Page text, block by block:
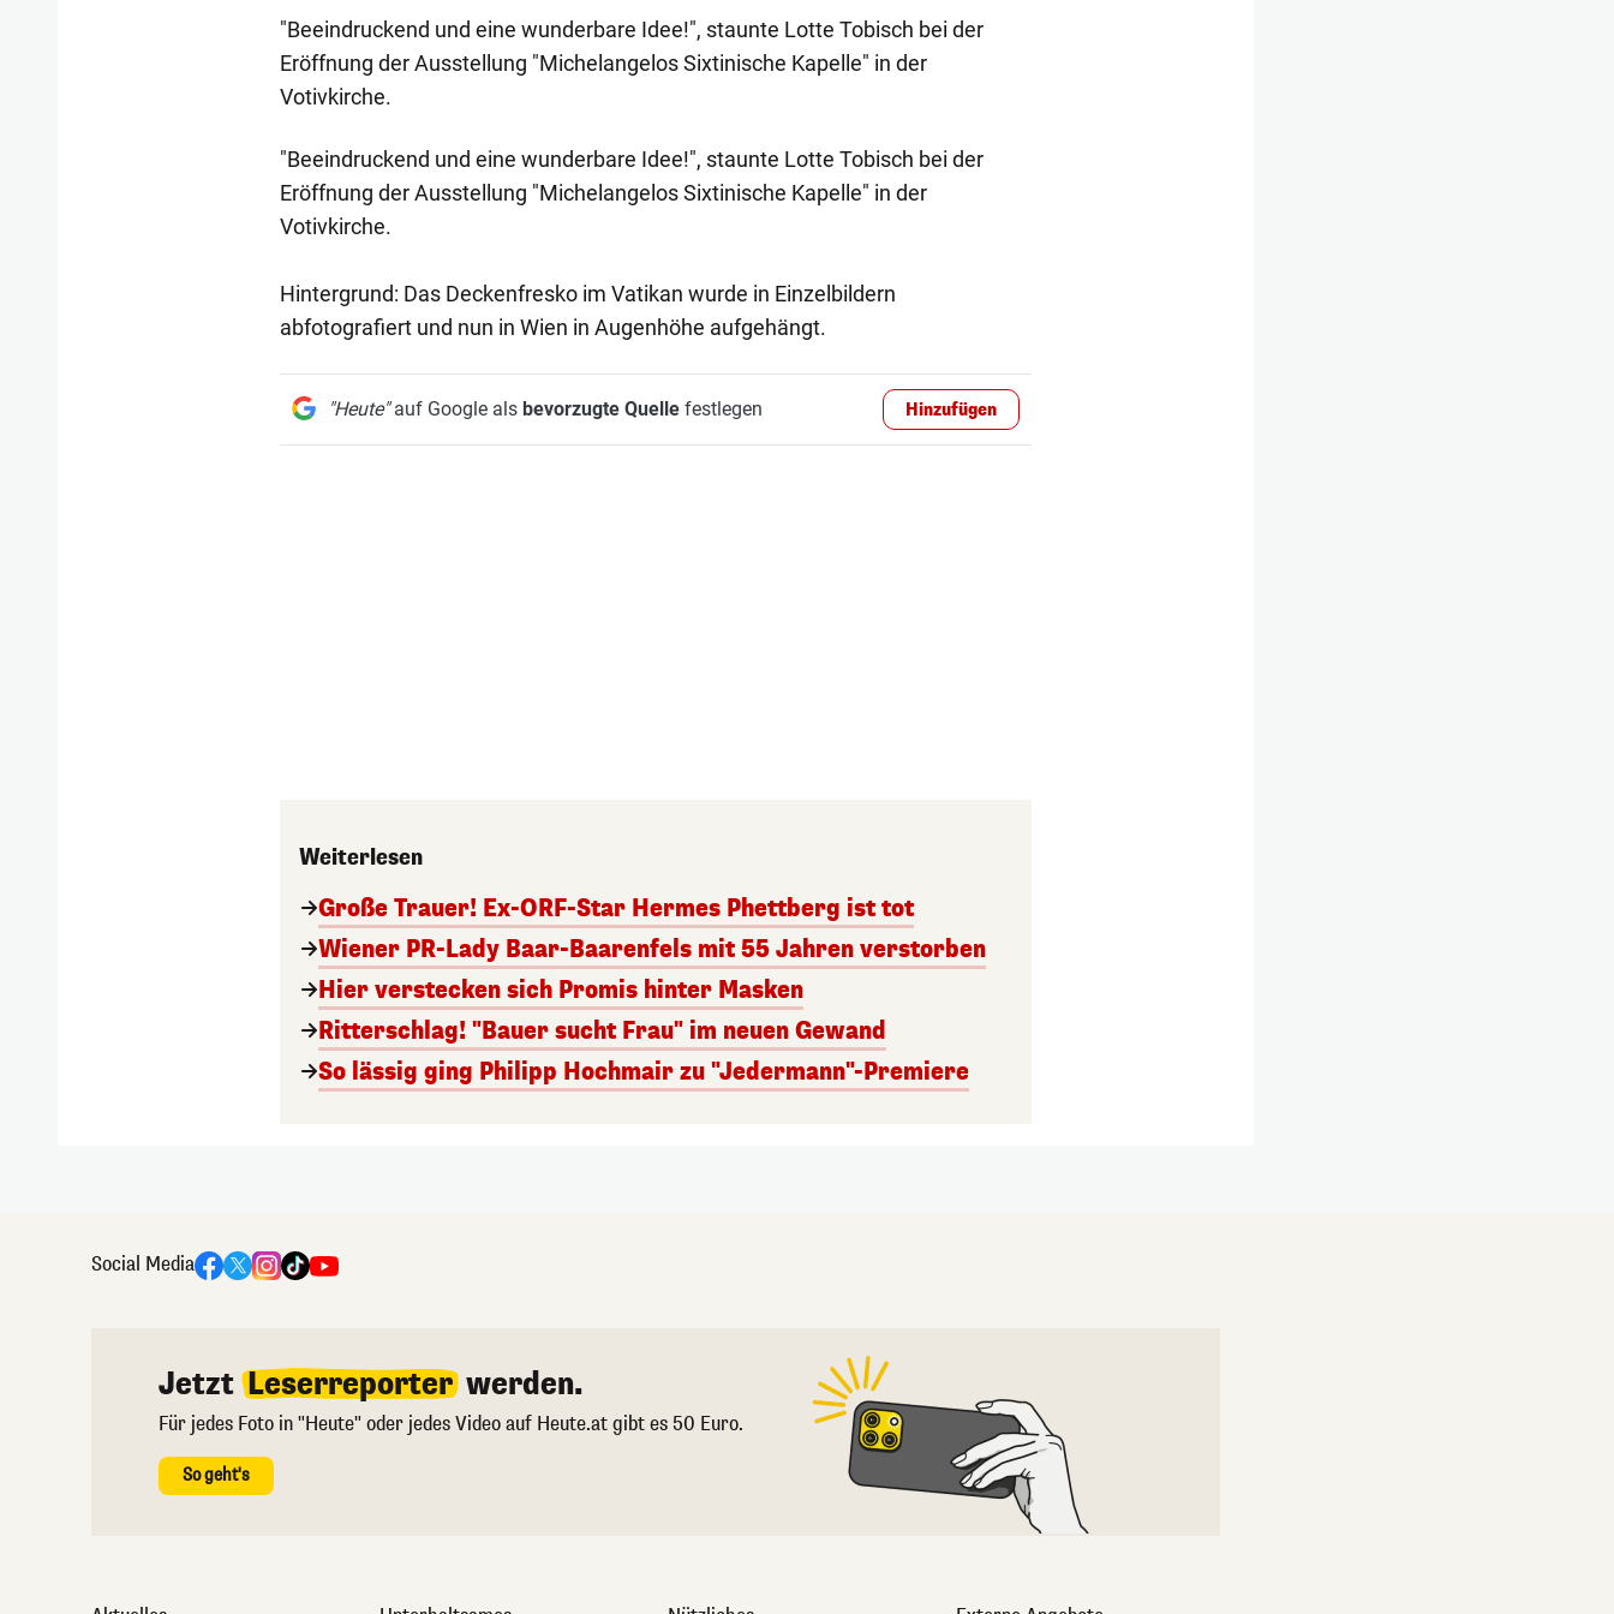
"Beeindruckend und eine wunderbare Idee!", staunte Lotte Tobisch bei der
Eröffnung der Ausstellung "Michelangelos Sixtinische Kapelle" in der
Votivkirche.
"Beeindruckend und eine wunderbare Idee!", staunte Lotte Tobisch bei der
Eröffnung der Ausstellung "Michelangelos Sixtinische Kapelle" in der
Votivkirche.
Hintergrund: Das Deckenfresko im Vatikan wurde in Einzelbildern
abfotografiert und nun in Wien in Augenhöhe aufgehängt.
"Heute"auf Google als bevorzugte Quellefestlegen Hinzufügen
Weiterlesen
Große Trauer! Ex-ORF-Star Hermes Phettberg ist tot
Wiener PR-Lady Baar-Baarenfels mit 55 Jahren verstorben
Hier verstecken sich Promis hinter Masken
Ritterschlag! "Bauer sucht Frau" im neuen Gewand
So lässig ging Philipp Hochmair zu "Jedermann"-Premiere
Social Media
Jetzt Leserreporter werden.
Für jedes Foto in "Heute" oder jedes Video auf Heute.at gibt es 50 Euro.
So geht's